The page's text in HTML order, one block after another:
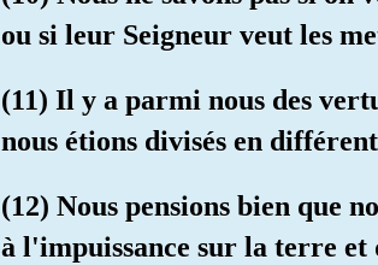
ou si leur Seigneur veut les
(11) Il y a parmi nous des
nous étions divisés en
(12) Nous pensions bien que
à l'impuissance sur la terre et